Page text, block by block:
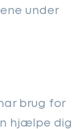
under
brug for
hjælpe dig